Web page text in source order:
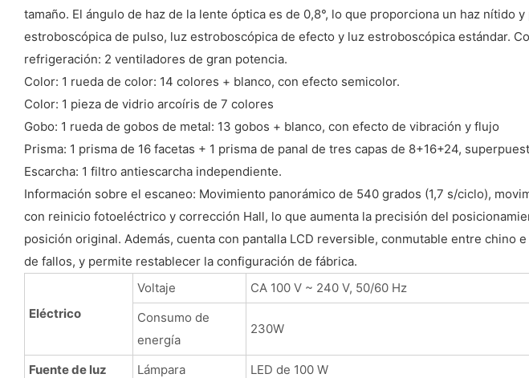
tamaño. El ángulo de haz de la lente óptica es de 0,8°, lo que proporciona un haz
estroboscópica de pulso, luz estroboscópica de efecto y luz estroboscópica estándar.
refrigeración: 2 ventiladores de gran potencia.
Color: 1 rueda de color: 14 colores + blanco, con efecto semicolor.
Color: 1 pieza de vidrio arcoíris de 7 colores
Gobo: 1 rueda de gobos de metal: 13 gobos + blanco, con efecto de vibración y flujo
Prisma: 1 prisma de 16 facetas + 1 prisma de panal de tres capas de 8+16+24,
Escarcha: 1 filtro antiescarcha independiente.
Información sobre el escaneo: Movimiento panorámico de 540 grados (1,7 s/ciclo),
con reinicio fotoeléctrico y corrección Hall, lo que aumenta la precisión del
posición original. Además, cuenta con pantalla LCD reversible, conmutable entre
de fallos, y permite restablecer la configuración de fábrica.
Eléctrico
Voltaje
CA 100 V ~ 240 V, 50/60 Hz
Consumo de
energía
230W
Fuente de luz Lámpara
LED de 100 W